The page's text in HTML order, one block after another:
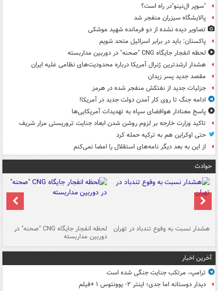
"سوپر ال‌نینو"در راه است؟
پالایشگاه سیزران منفجر شد
تصاویر دیده‌ نشده از دو فرمانده شهید موشکی
پاکستان: باید در برابر اسرائیل متحد شویم
لحظه انفجار جایگاه CNG "صحنه" در دوربین مداربسته
هشدار ارشدترین ژنرال آمریکا درباره محدودیت‌های نظامی علیه ایران
مقصد جدید پسر زیدان
جزئیات جدید از نفتکش منفجر شده در هرمز
ادامه جنگ تا روی کار آمدن دولت جدید در آمریکا!
پاسخ معنادار هوافضای سپاه به تهدیدات آمریکایی‌ها
تاکید وزارت خارجه بر لزوم روشن شدن ابعاد جنایت تروریستی مزار شریف
حتی اوکراین هم به ترکیه حمله کرد
از این به بعد دیگر نامه‌های استقلال را امضا نمی‌کنم
حوادث
هشدار نسبت به وفوع تندباد در تهران لحظه انفجار جایگاه CNG "صحنه" در
دوربین مداربسته
آخرین اخبار
ترامپ، مرتکب جنایت جنگی شده است
دیدار دوستانه اما جدی؛ اینتر ۲- یوونتوس ۱ +فیلم